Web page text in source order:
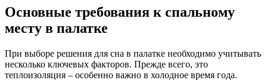
Основные требования к спальному
месту в палатке
При выборе решения для сна в палатке необходимо учитывать
несколько ключевых факторов. Прежде всего, это
теплоизоляция – особенно важно в холодное время года.